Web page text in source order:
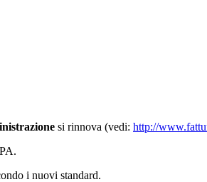
si rinnova (vedi: http://
i nuovi standard.